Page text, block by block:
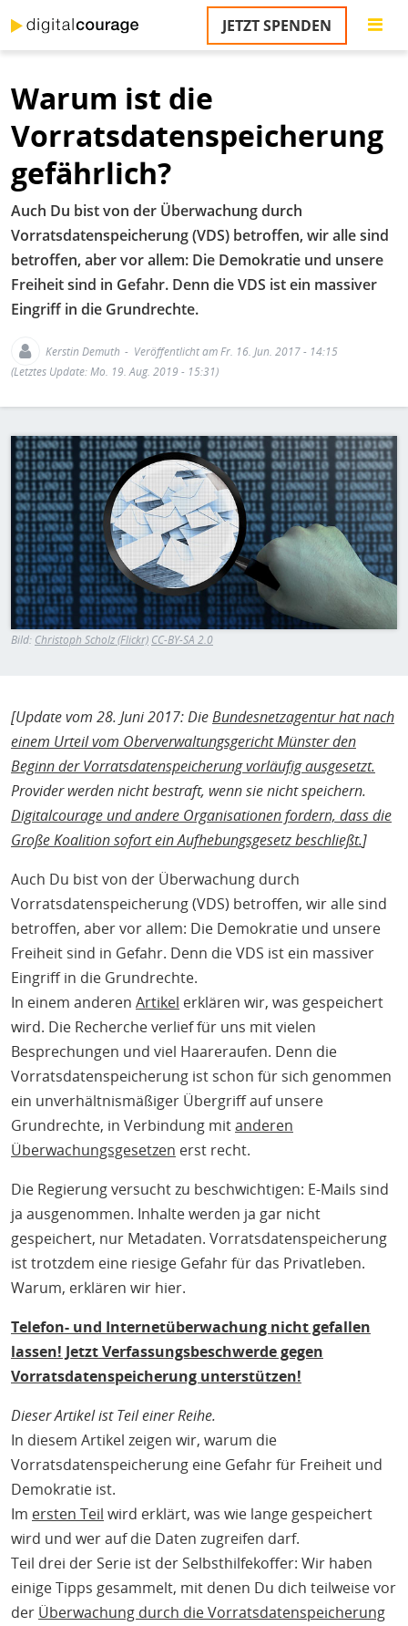
zum
Inhalt
JETZT SPENDEN
Warum ist die
Vorratsdatenspeicherung
gefährlich?
Auch Du bist von der Überwachung durch
Vorratsdatenspeicherung (VDS) betroffen, wir alle sind
betroffen, aber vor allem: Die Demokratie und unsere
Freiheit sind in Gefahr. Denn die VDS ist ein massiver
Eingriff in die Grundrechte.
Kerstin Demuth
Veröffentlicht am Fr. 16. Jun. 2017 - 14:15
(Letztes Update: Mo. 19. Aug. 2019 - 15:31)
Bild
Bild: Christoph Scholz (Flickr) CC-BY-SA 2.0
[Update vom 28. Juni 2017: DieBundesnetzagentur hat nach
einem Urteil vom Oberverwaltungsgericht Münster den
Beginn der Vorratsdatenspeicherung vorläufig ausgesetzt.
Provider werden nicht bestraft, wenn sie nicht speichern.
Digitalcourage und andere Organisationen fordern, dass die
Große Koalition sofort ein Aufhebungsgesetz beschließt.]
Auch Du bist von der Überwachung durch
Vorratsdatenspeicherung (VDS) betroffen, wir alle sind
betroffen, aber vor allem: Die Demokratie und unsere
Freiheit sind in Gefahr. Denn die VDS ist ein massiver
Eingriff in die Grundrechte.
In einem anderen Artikel erklären wir, was gespeichert
wird. Die Recherche verlief für uns mit vielen
Besprechungen und viel Haareraufen. Denn die
Vorratsdatenspeicherung ist schon für sich genommen
ein unverhältnismäßiger Übergriff auf unsere
Grundrechte, in Verbindung mitanderen
Überwachungsgesetzen erst recht.
Die Regierung versucht zu beschwichtigen: E-Mails sind
ja ausgenommen. Inhalte werden ja gar nicht
gespeichert, nur Metadaten. Vorratsdatenspeicherung
ist trotzdem eine riesige Gefahr für das Privatleben.
Warum, erklären wir hier.
Telefon- und Internetüberwachung nicht gefallen
lassen! Jetzt Verfassungsbeschwerde gegen
Vorratsdatenspeicherung unterstützen!
Dieser Artikel ist Teil einer Reihe.
In diesem Artikel zeigen wir, warum die
Vorratsdatenspeicherung eine Gefahr für Freiheit und
Demokratie ist.
Im ersten Teil wird erklärt, was wie lange gespeichert
wird und wer auf die Daten zugreifen darf.
Teil drei der Serie ist der Selbsthilfekoffer: Wir haben
einige Tipps gesammelt, mit denen Du dich teilweise vor
der Überwachung durch die Vorratsdatenspeicherung